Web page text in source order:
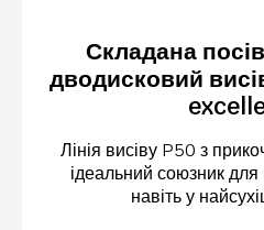
Складана
дводисковий
Лінія висіву P50 з
ідеальний союзник для
навіть у